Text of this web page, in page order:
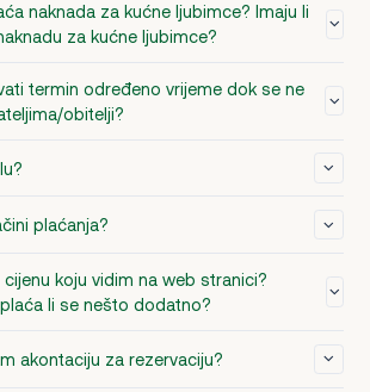
naknada za kućne ljubimce? Imaju li
za kućne ljubimce?
termin određeno vrijeme dok se ne
obitelji?
plaćanja?
koju vidim na web stranici?
li se nešto dodatno?
akontaciju za rezervaciju?